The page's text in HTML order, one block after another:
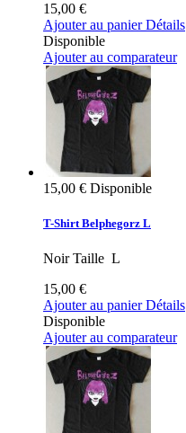
15,00 €
Ajouter au panier Détails
Disponible
Ajouter au comparateur
15,00 € Disponible
T-Shirt Belphegorz L
Noir Taille L
15,00 €
Ajouter au panier Détails
Disponible
Ajouter au comparateur